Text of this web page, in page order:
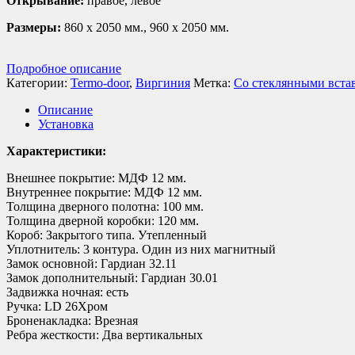
Размеры: 860 х 2050 мм., 960 х 2050 мм.
Подробное описание
Категории: Termo-door, Виргиния Метка: Со стеклянными
Описание
Установка
Характеристики:
Внешнее покрытие: МДФ 12 мм.
Внутреннее покрытие: МДФ 12 мм.
Толщина дверного полотна: 100 мм.
Толщина дверной коробки: 120 мм.
Короб: Закрытого типа. Утепленный
Уплотнитель: 3 контура. Один из них магнитный
Замок основной: Гардиан 32.11
Замок дополнительный: Гардиан 30.01
Задвижка ночная: есть
Ручка: LD 26Хром
Броненакладка: Врезная
Ребра жесткости: Два вертикальных